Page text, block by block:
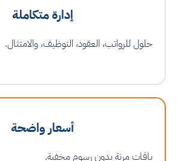
إدارة متكاملة
حلول للرواتب، العقود، التوظيف، والامتثال.
أسعار واضحة
باقات مرنة بدون رسوم مخفية.